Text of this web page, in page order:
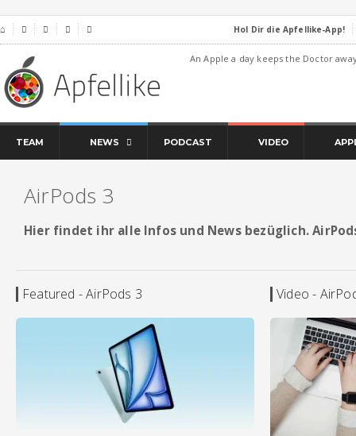
⌂     Hol Dir die Apfellike-App!
An Apple a day keeps the Doctor
TEAM NEWS PODCAST VIDEO
AirPods 3
Hier findet ihr alle Infos und News bezüglich.
Featured - AirPods 3 Video -